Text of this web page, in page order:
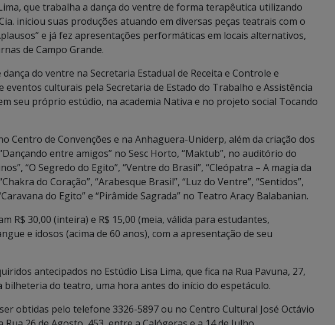
que trabalha a dança do ventre de forma terapêutica utilizando
iniciou suas produções atuando em diversas peças teatrais com o
e já fez apresentações performáticas em locais alternativos,
de Campo Grande.
do ventre na Secretaria Estadual de Receita e Controle e
eventos culturais pela Secretaria de Estado do Trabalho e Assistência
seu próprio estúdio, na academia Nativa e no projeto social Tocando
Centro de Convenções e na Anhaguera-Uniderp, além da criação dos
entre amigos” no Sesc Horto, “Maktub”, no auditório do
“O Segredo do Egito”, “Ventre do Brasil”, “Cleópatra – A magia da
do Coração”, “Arabesque Brasil”, “Luz do Ventre”, “Sentidos”,
do Egito” e “Pirâmide Sagrada” no Teatro Aracy Balabanian.
R$ 30,00 (inteira) e R$ 15,00 (meia, válida para estudantes,
e idosos (acima de 60 anos), com a apresentação de seu
antecipados no Estúdio Lisa Lima, que fica na Rua Pavuna, 27,
bilheteria do teatro, uma hora antes do início do espetáculo.
obtidas pelo telefone 3326-5897 ou no Centro Cultural José Octávio